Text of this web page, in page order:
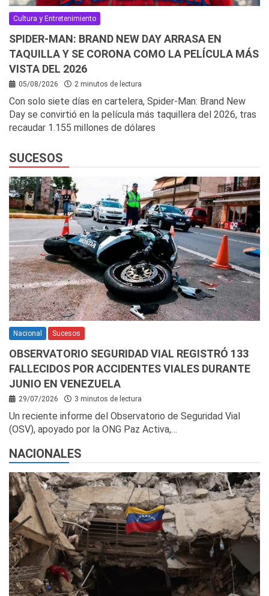
Cultura y Entretenimiento
SPIDER-MAN: BRAND NEW DAY ARRASA EN
TAQUILLA Y SE CORONA COMO LA PELÍCULA MÁS
VISTA DEL 2026
05/08/2026 2 minutos de lectura
Con solo siete días en cartelera, Spider-Man: Brand New
Day se convirtió en la película más taquillera del 2026, tras
recaudar 1.155 millones de dólares
SUCESOS
Nacional Sucesos
OBSERVATORIO SEGURIDAD VIAL REGISTRÓ 133
FALLECIDOS POR ACCIDENTES VIALES DURANTE
JUNIO EN VENEZUELA
29/07/2026 3 minutos de lectura
Un reciente informe del Observatorio de Seguridad Vial
(OSV), apoyado por la ONG Paz Activa,…
NACIONALES